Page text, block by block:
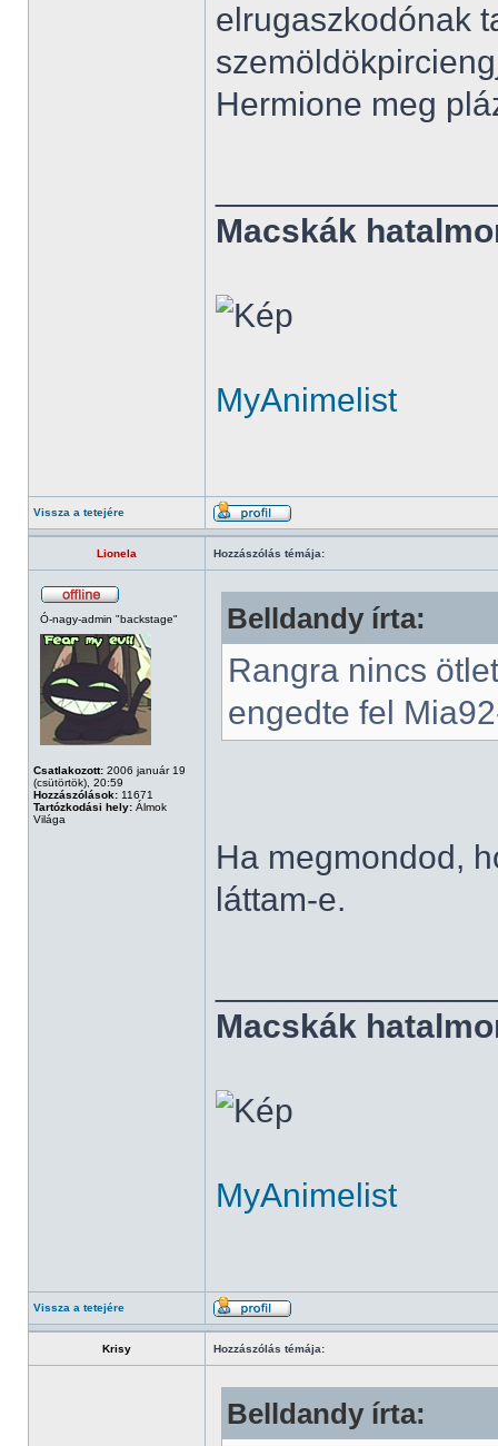
elrugaszkodónak
Hermione meg
Macskák
MyAnimelist
Vissza a tetejére
Lionela Hozzászólás témája:
Ó-nagy-admin "backstage"
Csatlakozott: 2006 január 19
(csütörtök), 20:59
Hozzászólások: 11671
Tartózkodási hely: Álmok
Világa
Belldandy írta:
Rangra nincs
engedte fel
Ha megmondod,
láttam-e.
Macskák
MyAnimelist
Vissza a tetejére
Krisy Hozzászólás témája:
Belldandy írta: